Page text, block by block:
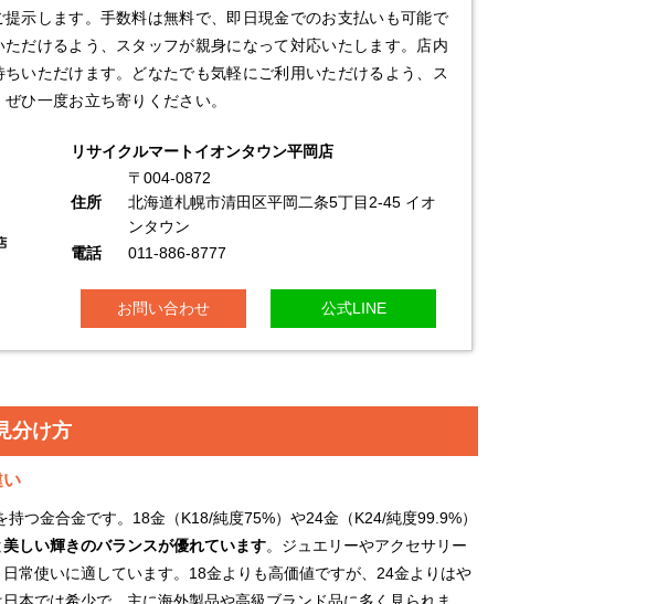
示します。手数料は無料で、即日現金でのお支払いも可能で
だけるよう、スタッフが親身になって対応いたします。店内
いただけます。どなたでも気軽にご利用いただけるよう、ス
ひ一度お立ち寄りください。
リサイクルマートイオンタウン平岡店
住所
〒004-0872
北海道札幌市清田区平岡二条5丁目2-45 イオ
ンタウン
電話
011-886-8777
お問い合わせ 公式LINE
分け方
つ金合金です。18金（K18/純度75%）や24金（K24/純度99.9%）
しい輝きのバランスが優れています。ジュエリーやアクセサリー
常使いに適しています。18金よりも高価値ですが、24金よりはや